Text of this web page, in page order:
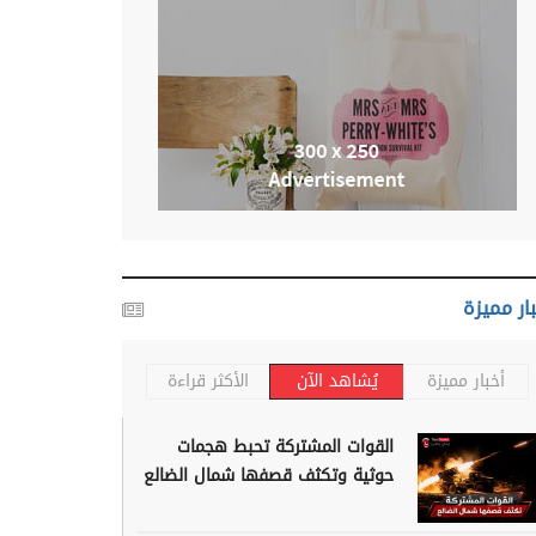
مميزة
أخبار مميزة يُشاهد الآن الأكثر قراءة
القوات المشتركة تحبط هجمات
حوثية وتكثف قصفها شمال الضالع